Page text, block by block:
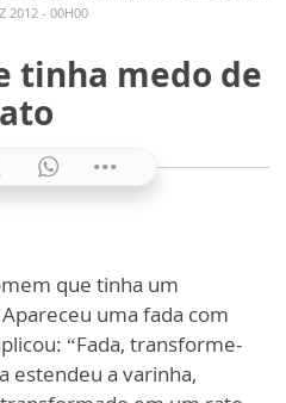
2012 - 00H00
tinha medo de
que tinha um
uma fada com
“Fada, transforme-
estendeu a varinha,